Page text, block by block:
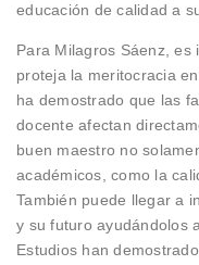
educación de calidad a
Para Milagros Sáenz,
proteja la meritocracia
ha demostrado que las
docente afectan
buen maestro no
académicos, como la
También puede llegar a
y su futuro ayudándolos
Estudios han